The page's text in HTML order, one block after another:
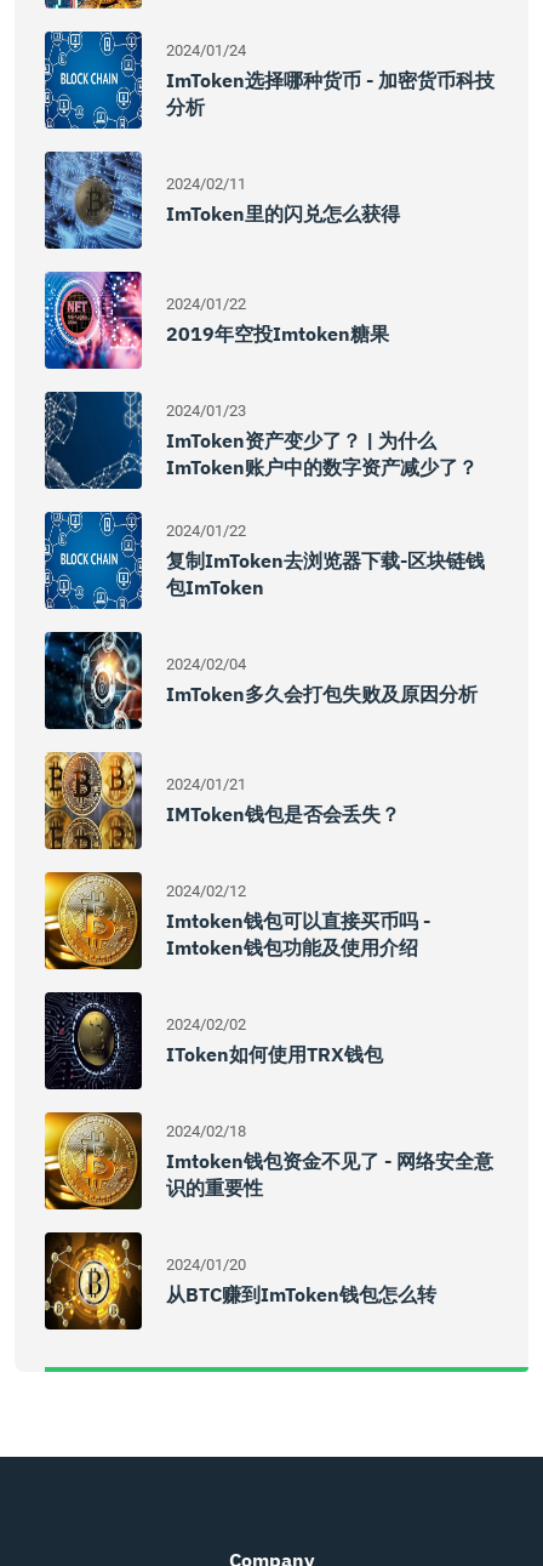
2024/01/24
ImToken选择哪种货币 - 加密货币科技
分析
2024/02/11
ImToken里的闪兑怎么获得
2024/01/22
2019年空投imtoken糖果
2024/01/23
ImToken资产变少了？ | 为什么
ImToken账户中的数字资产减少了？
2024/01/22
复制imToken去浏览器下载-区块链钱
包imToken
2024/02/04
ImToken多久会打包失败及原因分析
2024/01/21
IMToken钱包是否会丢失？
2024/02/12
Imtoken钱包可以直接买币吗 -
Imtoken钱包功能及使用介绍
2024/02/02
IToken如何使用TRX钱包
2024/02/18
Imtoken钱包资金不见了 - 网络安全意
识的重要性
2024/01/20
从BTC赚到imToken钱包怎么转
Company